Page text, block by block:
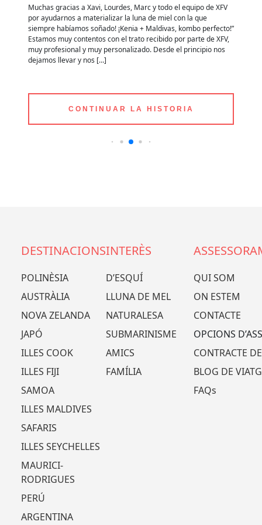
Muchas gracias a Xavi, Lourdes, Marc y todo el equipo de XFV
por ayudarnos a materializar la luna de miel con la que
siempre habíamos soñado! ¡Kenia + Maldivas, kombo perfecto!”
Estamos muy contentos con el trato recibido por parte de XFV,
muy profesional y muy personalizado. Desde el principio nos
dejamos llevar y nos […]
CONTINUAR LA HISTORIA
DESTINACIONS
POLINÈSIA
AUSTRÀLIA
NOVA ZELANDA
JAPÓ
ILLES COOK
ILLES FIJI
SAMOA
ILLES MALDIVES
SAFARIS
ILLES SEYCHELLES
MAURICI-
RODRIGUES
PERÚ
ARGENTINA
INTERÈS
D’ESQUÍ
LLUNA DE MEL
NATURALESA
SUBMARINISME
AMICS
FAMÍLIA
QUI SOM
ON ESTEM
CONTACTE
OPCIONS
CONTRACTE
BLOG DE
FAQs